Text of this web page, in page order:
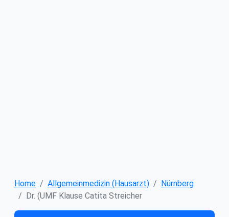
Home Allgemeinmedizin (Hausarzt)
Nürnberg
Dr. (UMF Klause Catita Streicher